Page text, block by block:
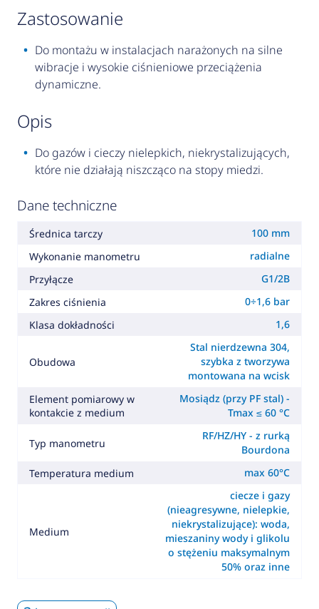
zastosowanie
Do montażu w instalacjach narażonych na silne
wibracje i wysokie ciśnieniowe przeciążenia
dynamiczne.
opis
Do gazów i cieczy nielepkich, niekrystalizujących,
które nie działają niszcząco na stopy miedzi.
Dane techniczne
Średnica tarczy
100 mm
Wykonanie manometru
radialne
Przyłącze
G1/2B
Zakres ciśnienia
0÷1,6 bar
Klasa dokładności
1,6
Obudowa
Stal nierdzewna 304,
szybka z tworzywa
montowana na wcisk
Element pomiarowy w
kontakcie z medium
Mosiądz (przy PF stal) -
Tmax ≤ 60 °C
Typ manometru
RF/HZ/HY - z rurką
Bourdona
Temperatura medium
max 60°C
Medium
ciecze i gazy
(nieagresywne, nielepkie,
niekrystalizujące): woda,
mieszaniny wody i glikolu
o stężeniu maksymalnym
50% oraz inne